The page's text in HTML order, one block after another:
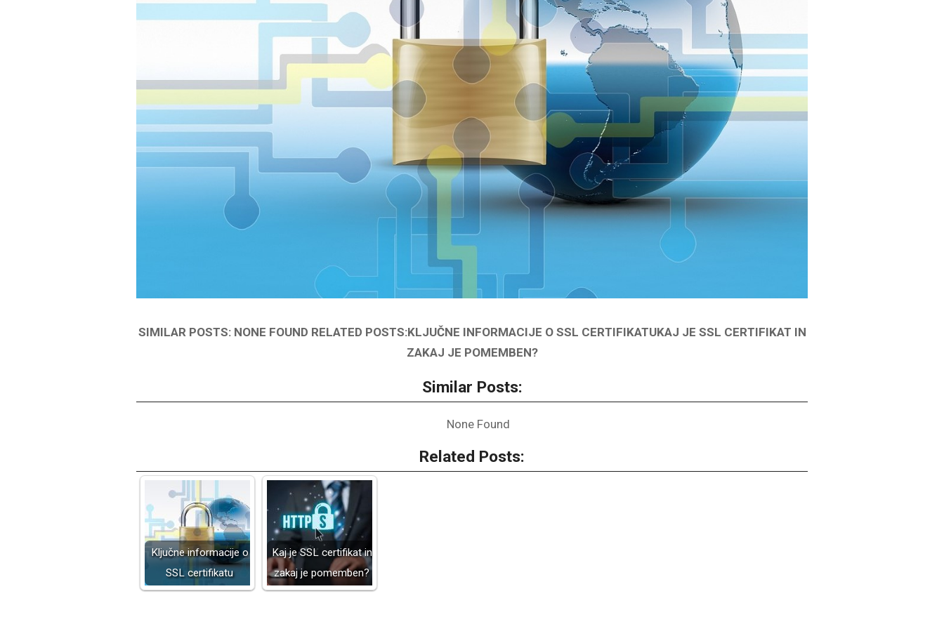
SIMILAR POSTS: NONE FOUND RELATED POSTS:KLJUČNE INFORMACIJE O SSL CERTIFIKATUKAJ JE SSL CERTIFIKAT IN
ZAKAJ JE POMEMBEN?
Similar Posts:
None Found
Related Posts:
Ključne informacije o
SSL certifikatu
Kaj je SSL certifikat in
zakaj je pomemben?